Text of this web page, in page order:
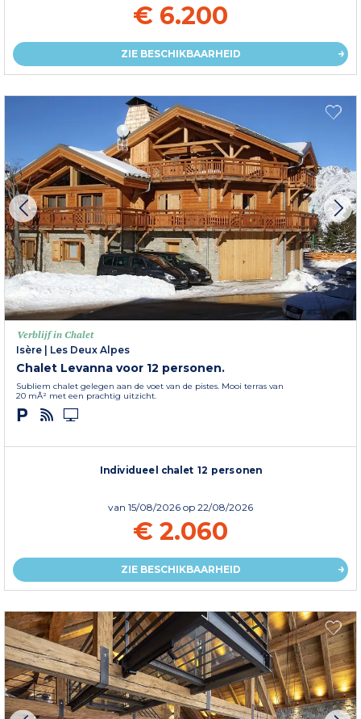
€ 6.200
ZIE BESCHIKBAARHEID
Verblijf in Chalet
Isère
Les Deux Alpes
Chalet Levanna voor 12 personen.
Subliem chalet gelegen aan de voet van de pistes. Mooi terras van
20 mÂ² met een prachtig uitzicht.
Individueel chalet 12 personen
van 15/08/2026 op 22/08/2026
€ 2.060
ZIE BESCHIKBAARHEID